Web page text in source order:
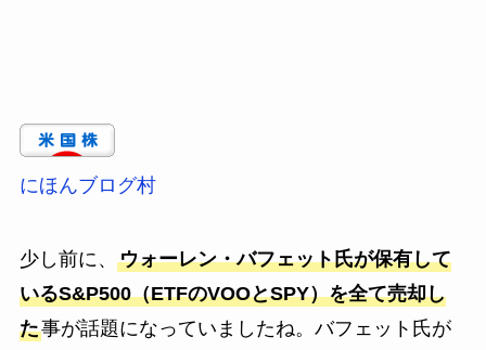
にほんブログ村
少し前に、 ウォーレン・バフェット氏が保有して
いるS&P500（ETFのVOOとSPY）を全て売却し
た事が話題になっていましたね。バフェット氏が